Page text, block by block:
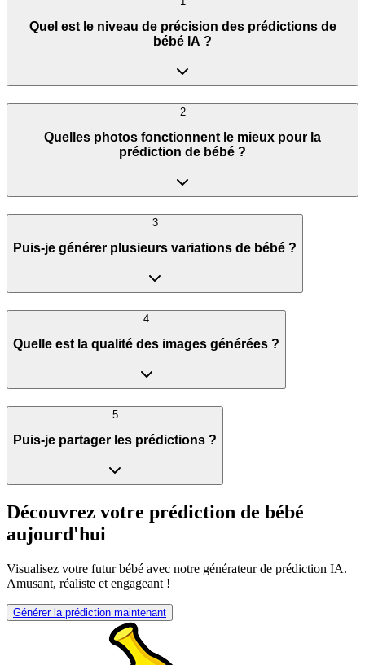
Quel est le niveau de précision des prédictions de
bébé IA ?
2
Quelles photos fonctionnent le mieux pour la
prédiction de bébé ?
3
Puis-je générer plusieurs variations de bébé ?
4
Quelle est la qualité des images générées ?
5
Puis-je partager les prédictions ?
Découvrez votre prédiction de bébé
aujourd'hui
Visualisez votre futur bébé avec notre générateur de prédiction IA.
Amusant, réaliste et engageant !
Générer la prédiction maintenant